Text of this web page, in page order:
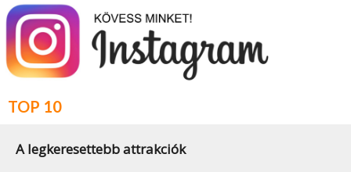
TOP 10
A legkeresettebb attrakciók